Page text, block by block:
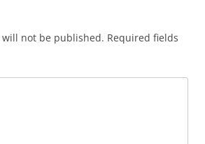
not be published. Required fields